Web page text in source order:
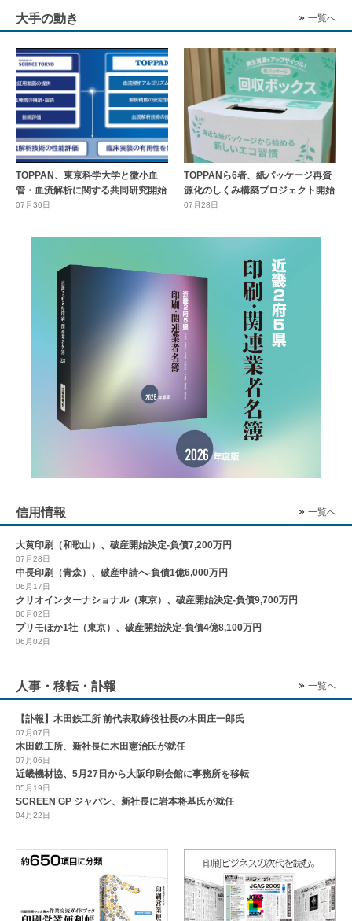
大手の動き 一覧へ
TOPPAN、東京科学大学と微小血
管・血流解析に関する共同研究開始
07月30日
TOPPANら6者、紙パッケージ再資
源化のしくみ構築プロジェクト開始
07月28日
信用情報 一覧へ
大黄印刷（和歌山）、破産開始決定-負債7,200万円
07月28日
中長印刷（青森）、破産申請へ-負債1億6,000万円
06月17日
クリオインターナショナル（東京）、破産開始決定-負債9,700万円
06月02日
プリモほか1社（東京）、破産開始決定-負債4億8,100万円
06月02日
人事・移転・訃報 一覧へ
【訃報】木田鉄工所 前代表取締役社長の木田庄一郎氏
07月07日
木田鉄工所、新社長に木田憲治氏が就任
07月06日
近畿機材協、5月27日から大阪印刷会館に事務所を移転
05月19日
SCREEN GP ジャパン、新社長に岩本将基氏が就任
04月22日